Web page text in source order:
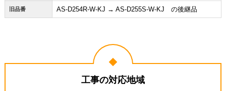
旧品番 AS-D254R-W-KJ → AS-D255S-W-KJ の後継品
工事の対応地域